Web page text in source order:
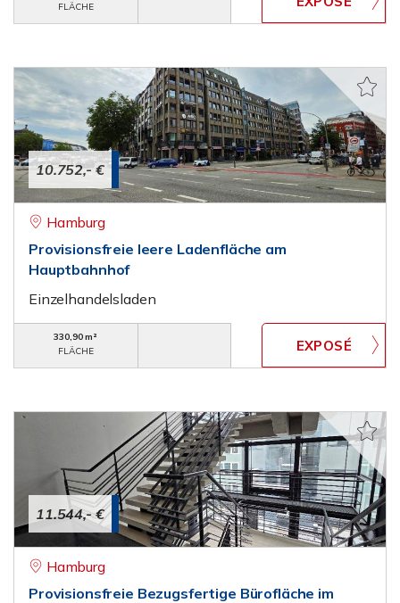
FLÄCHE
10.752,- €
Hamburg
Provisionsfreie leere Ladenfläche am
Hauptbahnhof
Einzelhandelsladen
330,90 m²
FLÄCHE
11.544,- €
Hamburg
Provisionsfreie Bezugsfertige Bürofläche im